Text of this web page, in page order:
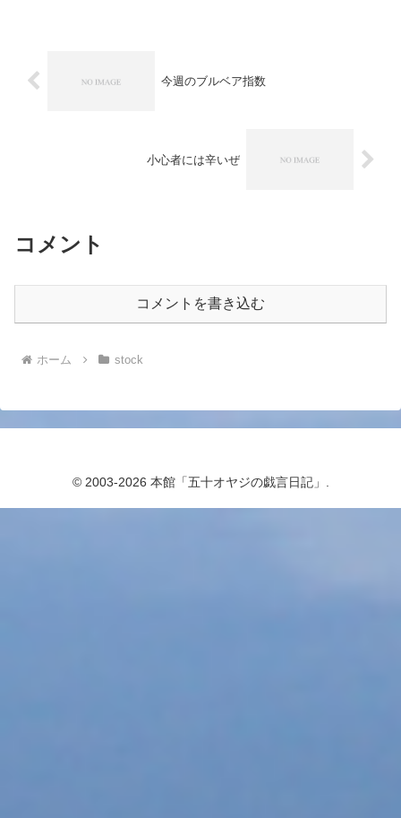
今週のブルベア指数
小心者には辛いぜ
コメント
コメントを書き込む
ホーム stock
© 2003-2026 本館「五十オヤジの戯言日記」.